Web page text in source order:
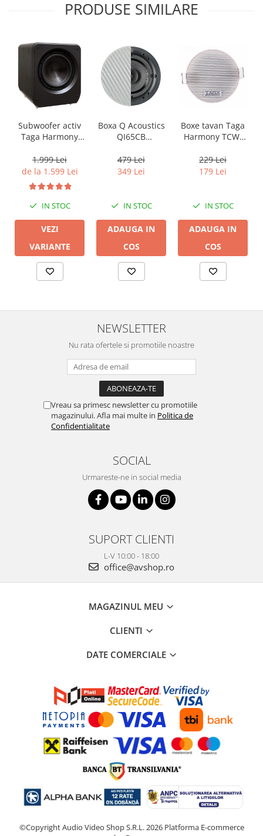
PRODUSE SIMILARE
Subwoofer activ
Taga Harmony
v3
1.999 Lei
de la 1.599 Lei
IN STOC
VEZI
VARIANTE
Boxa Q Acoustics
QI65CB
Ceiling (1 buc)
479 Lei
349 Lei
IN STOC
ADAUGA IN
COS
Boxe tavan Taga
Harmony TCW-
229 Lei
179 Lei
IN STOC
ADAUGA IN
COS
NEWSLETTER
Nu rata ofertele si promotiile noastre
Vreau sa primesc newsletter cu promotiile
magazinului. Afla mai multe in Politica de
Confidentialitate
SOCIAL
Urmareste-ne in social media
SUPORT CLIENTI
L-V 10:00 - 18:00
office@avshop.ro
MAGAZINUL MEU
CLIENTI
DATE COMERCIALE
©Copyright Audio Video Shop S.R.L. 2026 Platforma E-commerce